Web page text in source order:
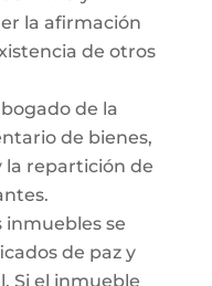
la afirmación
de otros
de la
de bienes,
la repartición de
inmuebles se
de paz y
Si el inmueble